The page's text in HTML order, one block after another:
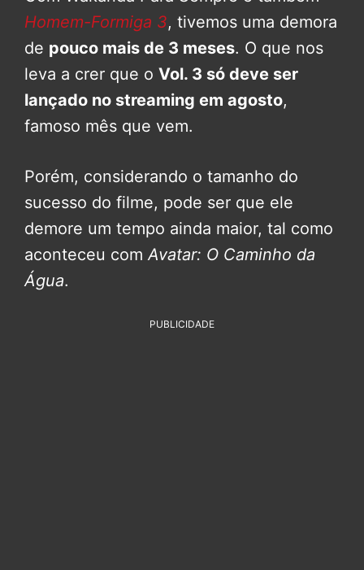
Homem-Formiga 3, tivemos uma demora
de pouco mais de 3 meses. O que nos
leva a crer que o Vol. 3 só deve ser
lançado no streaming em agosto,
famoso mês que vem.
Porém, considerando o tamanho do
sucesso do filme, pode ser que ele
demore um tempo ainda maior, tal como
aconteceu comAvatar: O Caminho da
Água.
PUBLICIDADE